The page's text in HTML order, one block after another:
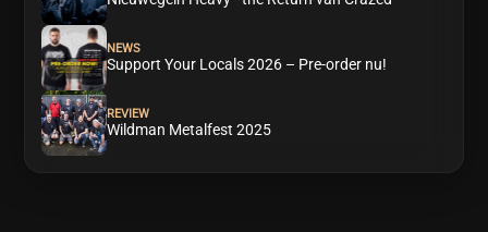
NEWS
Support Your Locals 2026 – Pre-order nu!
REVIEW
Wildman Metalfest 2025